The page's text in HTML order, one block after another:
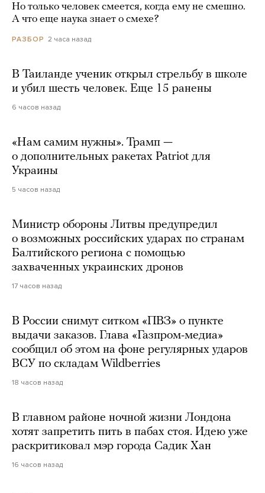
Но только человек смеется, когда ему не смешно.
А что еще наука знает о смехе?
РАЗБОР 2 часа назад
В Таиланде ученик открыл стрельбу в школе
и убил шесть человек. Еще 15 ранены
6 часов назад
«Нам самим нужны». Трамп —
о дополнительных ракетах Patriot для
Украины
5 часов назад
Министр обороны Литвы предупредил
о возможных российских ударах по странам
Балтийского региона с помощью
захваченных украинских дронов
17 часов назад
В России снимут ситком «ПВЗ» о пункте
выдачи заказов. Глава «Газпром-медиа»
сообщил об этом на фоне регулярных ударов
ВСУ по складам Wildberries
18 часов назад
В главном районе ночной жизни Лондона
хотят запретить пить в пабах стоя. Идею уже
раскритиковал мэр города Садик Хан
16 часов назад